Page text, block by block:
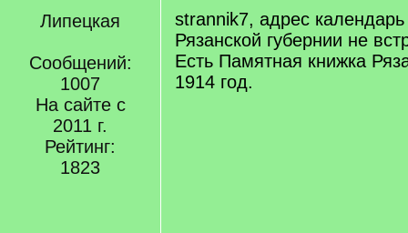
Липецкая
Сообщений:
1007
На сайте с
2011 г.
Рейтинг:
1823
strannik7, адрес
Рязанской губернии не
Есть Памятная книжка
1914 год.